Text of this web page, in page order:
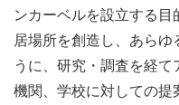
ンカーベルを設立する
居場所を創造し、あらゆ
うに、研究・調査を経
機関、学校に対しての提